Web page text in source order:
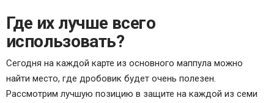
Где их лучше всего
использовать?
Сегодня на каждой карте из основного маппула можно
найти место, где дробовик будет очень полезен.
Рассмотрим лучшую позицию в защите на каждой из семи